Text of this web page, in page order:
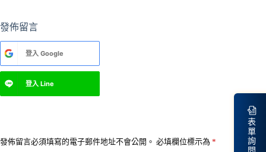
表
單
詢
發佈留言
登入 Google
登入 Line
發佈留言必須填寫的電子郵件地址不會公開。 必填欄位標示為 *
A
t
n
v